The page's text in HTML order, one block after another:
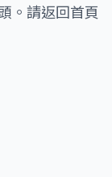
。請返回首頁